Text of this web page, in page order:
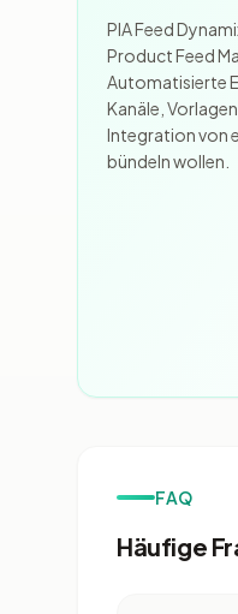
PIA Feed
Product Feed
Automatisierte
Kanäle,
Integration von
bündeln wollen.
FAQ
Häufige